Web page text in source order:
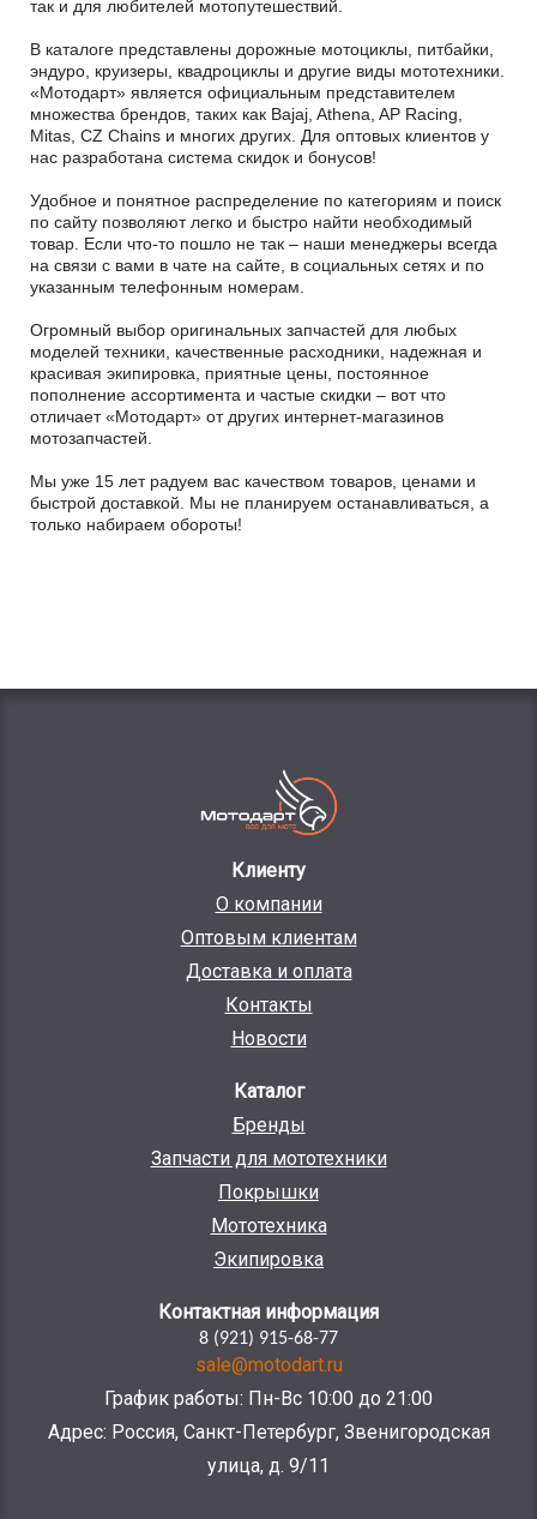
так и для любителей мотопутешествий.
В каталоге представлены дорожные мотоциклы, питбайки,
эндуро, круизеры, квадроциклы и другие виды мототехники.
«Мотодарт» является официальным представителем
множества брендов, таких как Bajaj, Athena, AP Racing,
Mitas, CZ Chains и многих других. Для оптовых клиентов у
нас разработана система скидок и бонусов!
Удобное и понятное распределение по категориям и поиск
по сайту позволяют легко и быстро найти необходимый
товар. Если что-то пошло не так – наши менеджеры всегда
на связи с вами в чате на сайте, в социальных сетях и по
указанным телефонным номерам.
Огромный выбор оригинальных запчастей для любых
моделей техники, качественные расходники, надежная и
красивая экипировка, приятные цены, постоянное
пополнение ассортимента и частые скидки – вот что
отличает «Мотодарт» от других интернет-магазинов
мотозапчастей.
Мы уже 15 лет радуем вас качеством товаров, ценами и
быстрой доставкой. Мы не планируем останавливаться, а
только набираем обороты!
Клиенту
О компании
Оптовым клиентам
Доставка и оплата
Контакты
Новости
Каталог
Бренды
Запчасти для мототехники
Покрышки
Мототехника
Экипировка
Контактная информация
8 (921) 915-68-77
sale@motodart.ru
График работы: Пн-Вс 10:00 до 21:00
Адрес: Россия, Санкт-Петербург, Звенигородская
улица, д. 9/11